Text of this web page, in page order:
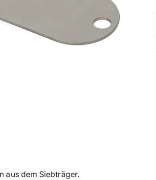
aus dem Siebträger.